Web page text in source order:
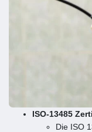
ISO-13485
Die ISO